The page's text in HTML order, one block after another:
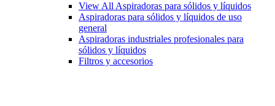
View All Aspiradoras para sólidos y líquidos
Aspiradoras para sólidos y líquidos de uso
general
Aspiradoras industriales profesionales para
sólidos y líquidos
Filtros y accesorios